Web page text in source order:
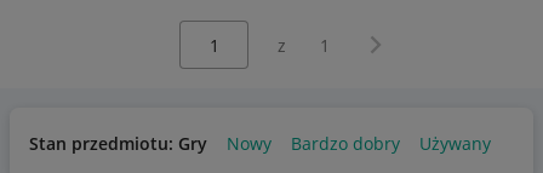
z 1 Następna strona
Stan przedmiotu: Gry Nowy Bardzo dobry Używany